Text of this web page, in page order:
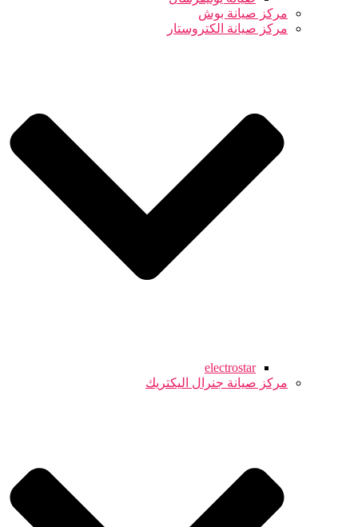
مركز صيانة بوش
مركز صيانة الكتروستار
electrostar
مركز صيانة جنرال اليكتريك